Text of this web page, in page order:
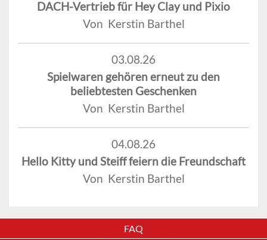
DACH-Vertrieb für Hey Clay und Pixio
Von Kerstin Barthel
03.08.26
Spielwaren gehören erneut zu den
beliebtesten Geschenken
Von Kerstin Barthel
04.08.26
Hello Kitty und Steiff feiern die Freundschaft
Von Kerstin Barthel
FAQ